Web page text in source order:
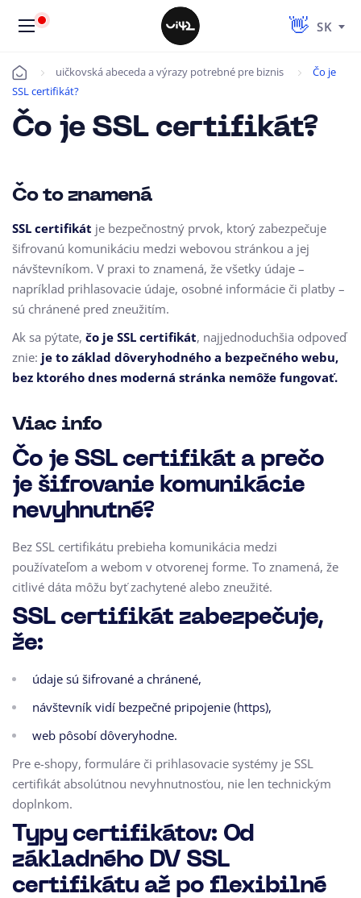
SK
Úvod uičkovská abeceda a výrazy potrebné pre biznis
Čo je
SSL certifikát?
Čo je SSL certifikát?
Čo to znamená
SSL certifikát je bezpečnostný prvok, ktorý zabezpečuje
šifrovanú komunikáciu medzi webovou stránkou a jej
návštevníkom. V praxi to znamená, že všetky údaje –
napríklad prihlasovacie údaje, osobné informácie či platby –
sú chránené pred zneužitím.
Ak sa pýtate, čo je SSL certifikát, najjednoduchšia odpoveď
znie: je to základ dôveryhodného a bezpečného webu,
bez ktorého dnes moderná stránka nemôže fungovať.
Viac info
Čo je SSL certifikát a prečo
je šifrovanie komunikácie
nevyhnutné?
Bez SSL certifikátu prebieha komunikácia medzi
používateľom a webom v otvorenej forme. To znamená, že
citlivé dáta môžu byť zachytené alebo zneužité.
SSL certifikát zabezpečuje,
že:
údaje sú šifrované a chránené,
návštevník vidí bezpečné pripojenie (https),
web pôsobí dôveryhodne.
Pre e-shopy, formuláre či prihlasovacie systémy je SSL
certifikát absolútnou nevyhnutnosťou, nie len technickým
doplnkom.
Typy certifikátov: Od
základného DV SSL
certifikátu až po flexibilné